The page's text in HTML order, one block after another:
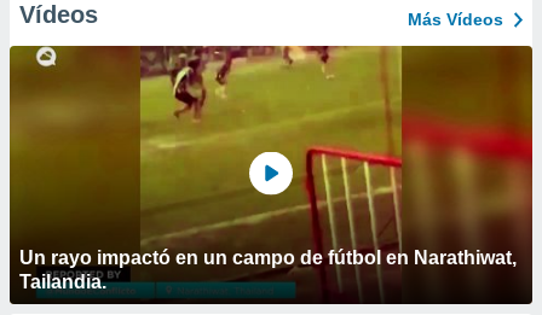
Vídeos Más Vídeos
Un rayo impactó en un campo de fútbol en Narathiwat,
Tailandia.